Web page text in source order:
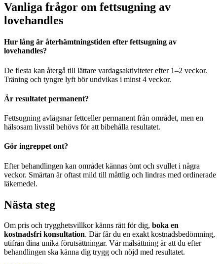
Vanliga frågor om fettsugning av
lovehandles
Hur lång är återhämtningstiden efter fettsugning av
lovehandles?
De flesta kan återgå till lättare vardagsaktiviteter efter 1–2 veckor.
Träning och tyngre lyft bör undvikas i minst 4 veckor.
Är resultatet permanent?
Fettsugning avlägsnar fettceller permanent från området, men en
hälsosam livsstil behövs för att bibehålla resultatet.
Gör ingreppet ont?
Efter behandlingen kan området kännas ömt och svullet i några
veckor. Smärtan är oftast mild till måttlig och lindras med ordinerade
läkemedel.
Nästa steg
Om pris och trygghetsvillkor känns rätt för dig, boka en
kostnadsfri konsultation. Där får du en exakt kostnadsbedömning,
utifrån dina unika förutsättningar. Vår målsättning är att du efter
behandlingen ska känna dig trygg och nöjd med resultatet.